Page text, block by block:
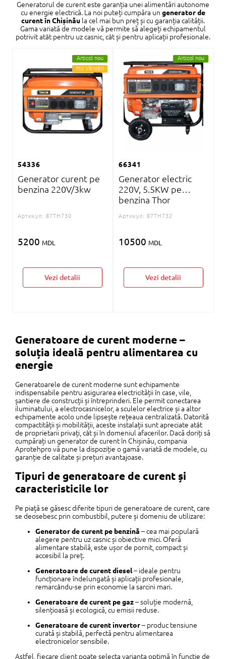
Generatorul de curent este garanția unei alimentări autonome
cu energie electrică. La noi puteți cumpăra un generator de
curent în Chișinău la cel mai bun preț și cu garanția calității.
Gama variată de modele vă permite să alegeți echipamentul
potrivit atât pentru uz casnic, cât și pentru aplicații profesionale.
Articol nou
Hit Vânzări
54336
Generator curent pe
benzina 220V/3kw
Артикул: 87TH730
5200 MDL
Vezi detalii
Articol nou
66341
Generator electric
220V, 5.5KW pe
benzina Thor
Артикул: 87TH732
10500 MDL
Vezi detalii
Generatoare de curent moderne –
soluția ideală pentru alimentarea cu
energie
Generatoarele de curent moderne sunt echipamente
indispensabile pentru asigurarea electricității în case, vile,
șantiere de construcții și întreprinderi. Ele permit conectarea
iluminatului, a electrocasnicelor, a sculelor electrice și a altor
echipamente acolo unde lipsește rețeaua centralizată. Datorită
compactității și mobilității, aceste instalații sunt apreciate atât
de proprietarii privați, cât și în domeniul afacerilor. Dacă doriți să
cumpărați un generator de curent în Chișinău, compania
Aprotehpro vă pune la dispoziție o gamă variată de modele, cu
garanție de calitate și prețuri avantajoase.
Tipuri de generatoare de curent și
caracteristicile lor
Pe piață se găsesc diferite tipuri de generatoare de curent, care
se deosebesc prin combustibil, putere și domeniu de utilizare:
Generator de curent pe benzină – cea mai populară
alegere pentru uz casnic și obiective mici. Oferă
alimentare stabilă, este ușor de pornit, compact și
accesibil la preț.
Generatoare de curent diesel– ideale pentru
funcționare îndelungată și aplicații profesionale,
remarcându-se prin economie la sarcini mari.
Generatoare de curent pe gaz– soluție modernă,
silențioasă și ecologică, cu emisii reduse.
Generatoare de curent invertor– produc tensiune
curată și stabilă, perfectă pentru alimentarea
electronicelor sensibile.
Astfel, fiecare client poate selecta varianta optimă în funcție de